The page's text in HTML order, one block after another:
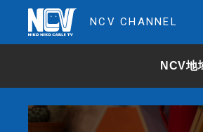
NCV CHANNEL
NCV地